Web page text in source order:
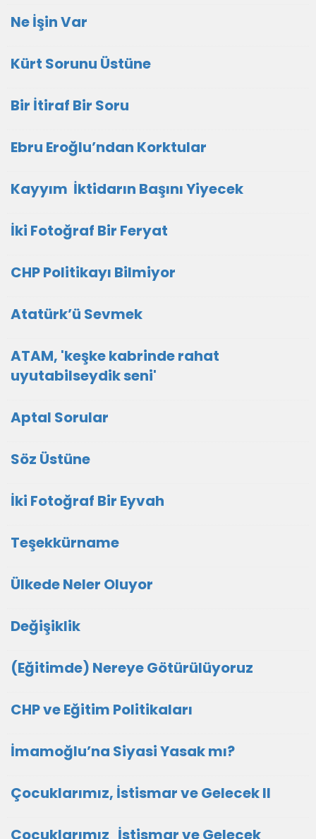
Ne İşin Var
Kürt Sorunu Üstüne
Bir İtiraf Bir Soru
Ebru Eroğlu’ndan Korktular
Kayyım İktidarın Başını Yiyecek
İki Fotoğraf Bir Feryat
CHP Politikayı Bilmiyor
Atatürk’ü Sevmek
ATAM, 'keşke kabrinde rahat
uyutabilseydik seni'
Aptal Sorular
Söz Üstüne
İki Fotoğraf Bir Eyvah
Teşekkürname
Ülkede Neler Oluyor
Değişiklik
(Eğitimde) Nereye Götürülüyoruz
CHP ve Eğitim Politikaları
İmamoğlu’na Siyasi Yasak mı?
Çocuklarımız, İstismar ve Gelecek II
Çocuklarımız İstismar ve Gelecek